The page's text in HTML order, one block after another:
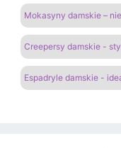
Mokasyny damskie –
Creepersy damskie -
Espadryle damskie -